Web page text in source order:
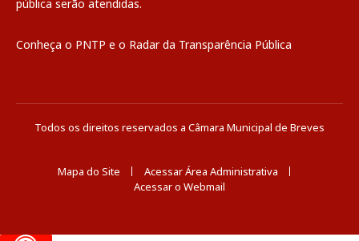
pública serão atendidas.
Conheça o PNTP e o Radar da Transparência Pública
Todos os direitos reservados a Câmara Municipal de Breves
Mapa do Site
Acessar Área Administrativa
Acessar o Webmail